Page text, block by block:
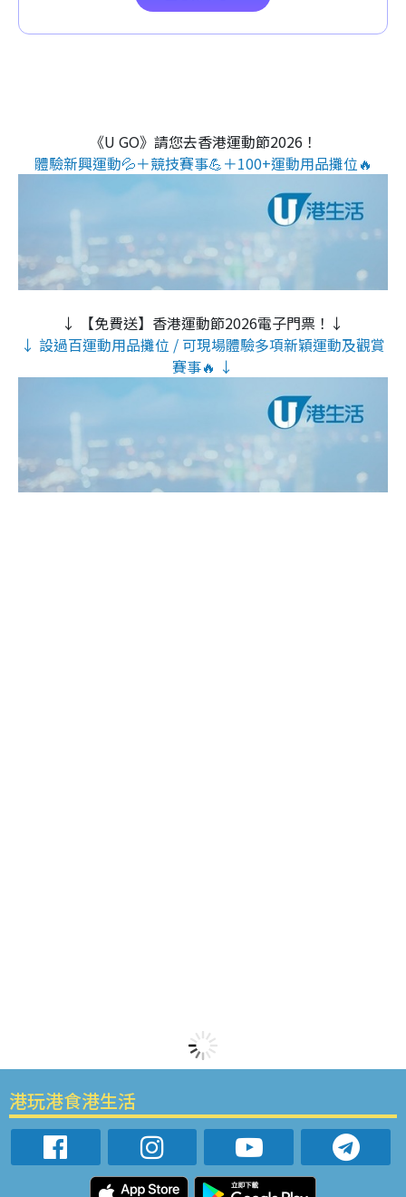
《U GO》請您去香港運動節2026！
體驗新興運動💦＋競技賽事💪＋100+運動用品攤位🔥
↓ 【免費送】香港運動節2026電子門票！↓
↓ 設過百運動用品攤位 / 可現場體驗多項新穎運動及觀賞
賽事🔥 ↓
港玩港食港生活